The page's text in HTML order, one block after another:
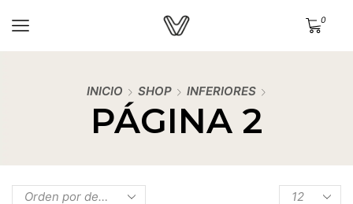
0
INICIO SHOP INFERIORES
PÁGINA 2